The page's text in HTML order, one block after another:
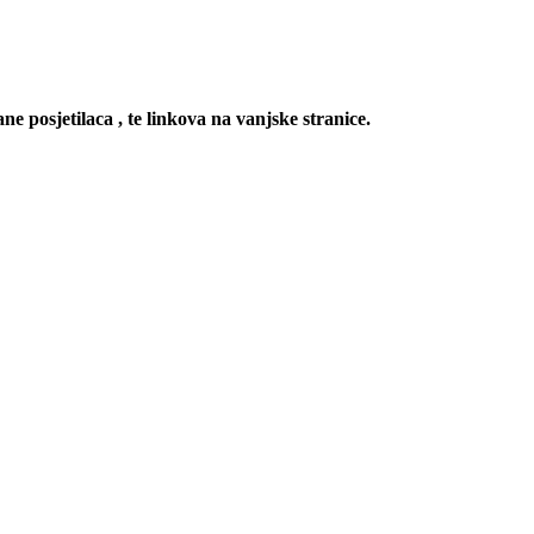
posjetilaca , te linkova na vanjske stranice.